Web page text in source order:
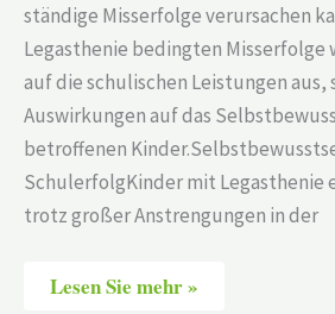
ständige Misserfolge verursachen
Legasthenie bedingten Misserfolge
auf die schulischen Leistungen aus,
Auswirkungen auf das
betroffenen
SchulerfolgKinder mit Legasthenie
trotz großer Anstrengungen in der
Lesen Sie mehr »